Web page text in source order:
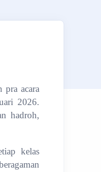
acara
2026.
hadroh,
kelas